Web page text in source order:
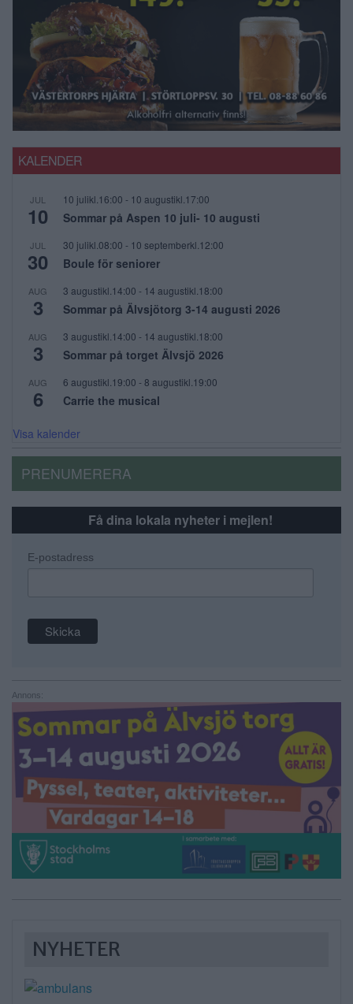
KALENDER
JUL
10
10 julikl.16:00 - 10 augustikl.17:00
Sommar på Aspen 10 juli- 10 augusti
JUL
30
30 julikl.08:00 - 10 septemberkl.12:00
Boule för seniorer
AUG
3
3 augustikl.14:00 - 14 augustikl.18:00
Sommar på Älvsjötorg 3-14 augusti 2026
AUG
3
3 augustikl.14:00 - 14 augustikl.18:00
Sommar på torget Älvsjö 2026
AUG
6
6 augustikl.19:00 - 8 augustikl.19:00
Carrie the musical
Visa kalender
PRENUMERERA
Få dina lokala nyheter i mejlen!
E-postadress
Annons:
NYHETER